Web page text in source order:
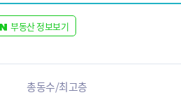
부동산 정보보기
총동수/최고층